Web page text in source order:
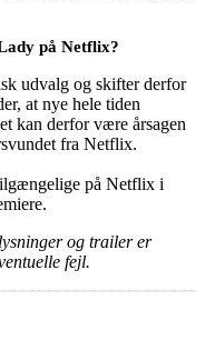
på Netflix?
udvalg og skifter derfor
at nye hele tiden
kan derfor være årsagen
fra Netflix.
på Netflix i
og trailer er
fejl.